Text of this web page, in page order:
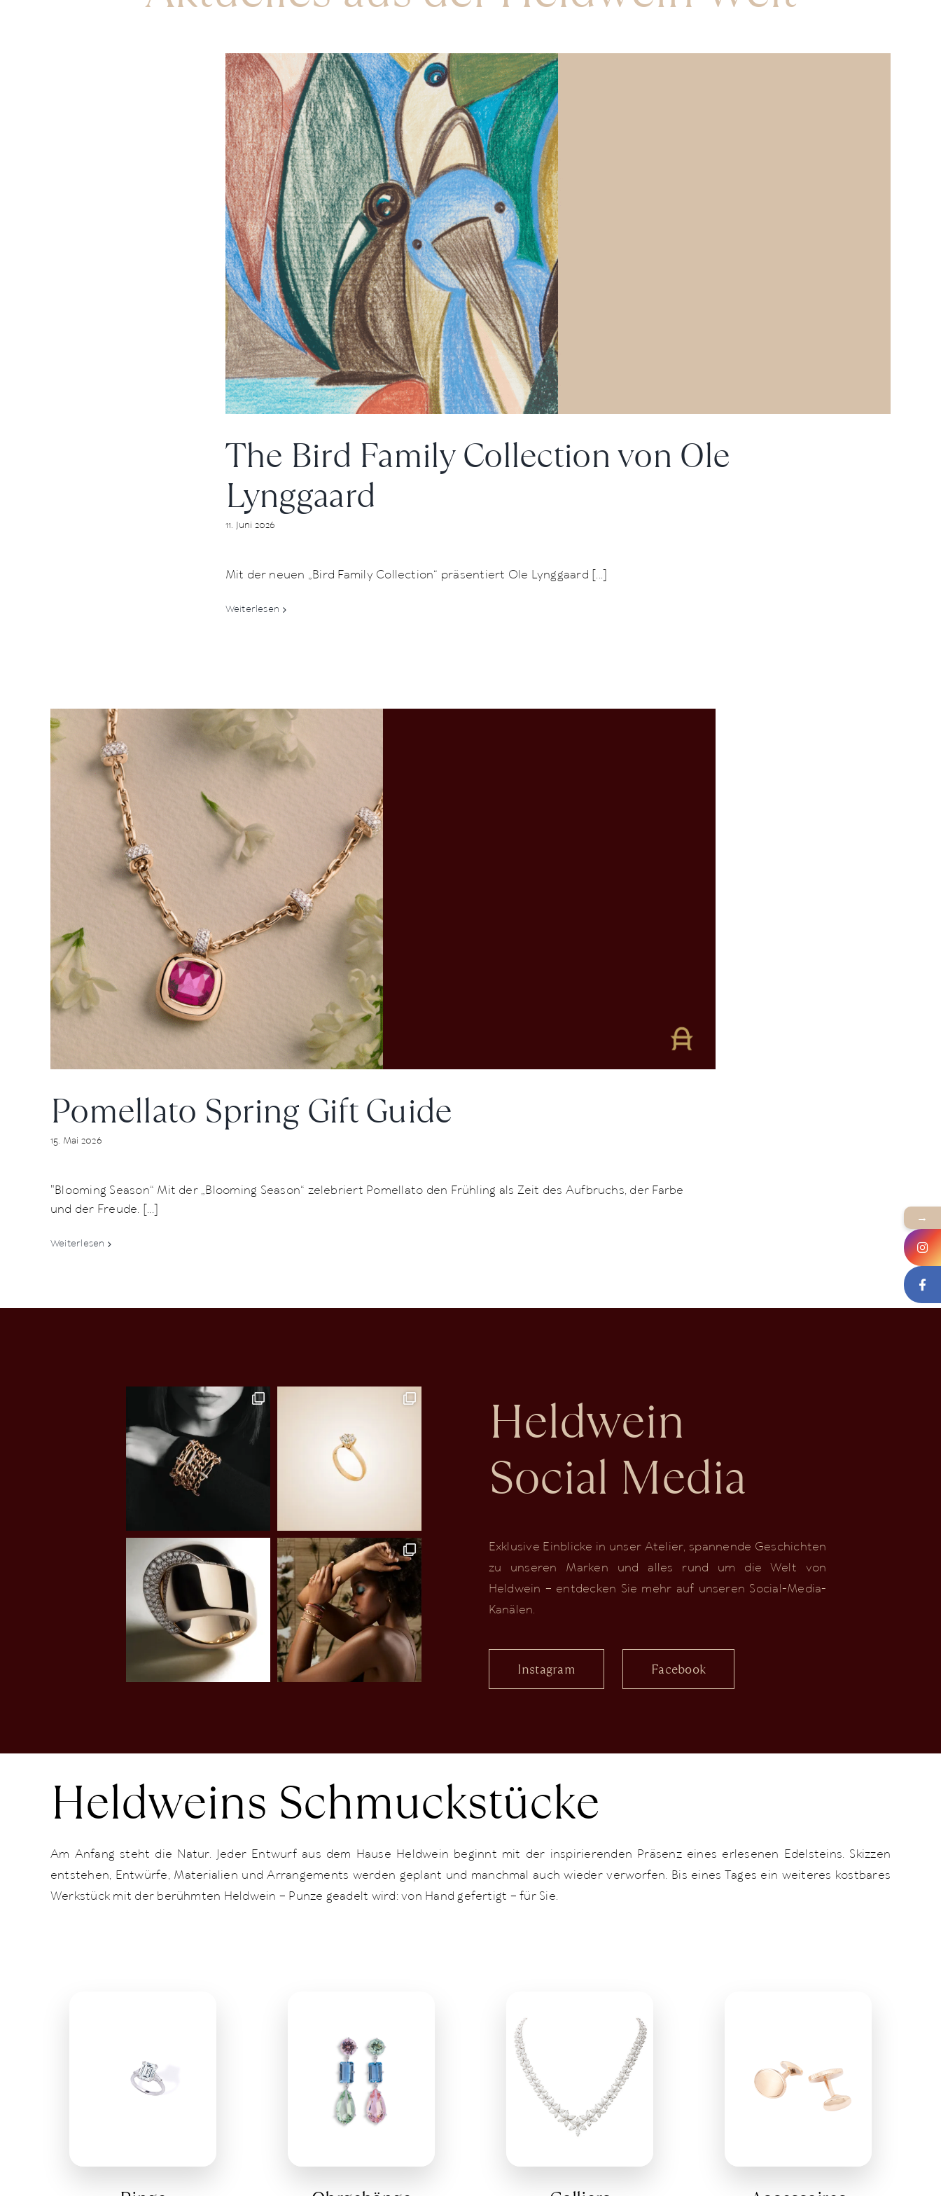
The Bird Family Collection von Ole
Lynggaard
11. Juni 2026
Mit der neuen „Bird Family Collection“ präsentiert Ole Lynggaard [...]
Weiterlesen
Pomellato Spring Gift Guide
15. Mai 2026
"Blooming Season“ Mit der „Blooming Season“ zelebriert Pomellato den Frühling als Zeit des Aufbruchs, der Farbe
und der Freude. [...]
Weiterlesen
Heldwein
Social Media
Exklusive Einblicke in unser Atelier, spannende Geschichten
zu unseren Marken und alles rund um die Welt von
Heldwein – entdecken Sie mehr auf unseren Social-Media-
Kanälen.
Instagram Facebook
Heldweins Schmuckstücke
Am Anfang steht die Natur. Jeder Entwurf aus dem Hause Heldwein beginnt mit der inspirierenden Präsenz eines erlesenen Edelsteins. Skizzen
entstehen, Entwürfe, Materialien und Arrangements werden geplant und manchmal auch wieder verworfen. Bis eines Tages ein weiteres kostbares
Werkstück mit der berühmten Heldwein – Punze geadelt wird: von Hand gefertigt – für Sie.
→